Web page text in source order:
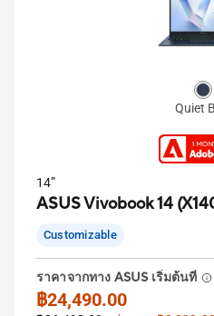
Quiet
14”
ASUS Vivobook 14
Customizable
ราคาจากทาง ASUS เริ่มต้นที่
฿24,490.00